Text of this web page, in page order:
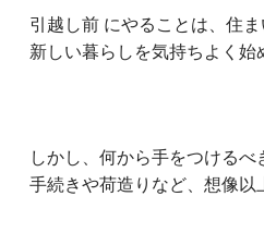
引越し前 にやることは、住
新しい暮らしを気持ちよく始
しかし、何から手をつけるべ
手続きや荷造りなど、想像以